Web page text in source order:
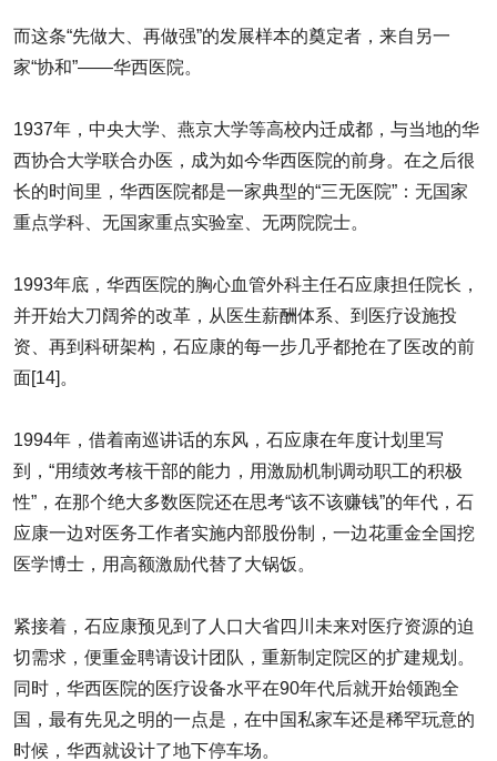
而这条“先做大、再做强”的发展样本的奠定者，来自另一
家“协和”——华西医院。
1937年，中央大学、燕京大学等高校内迁成都，与当地的华
西协合大学联合办医，成为如今华西医院的前身。在之后很
长的时间里，华西医院都是一家典型的“三无医院”：无国家
重点学科、无国家重点实验室、无两院院士。
1993年底，华西医院的胸心血管外科主任石应康担任院长，
并开始大刀阔斧的改革，从医生薪酬体系、到医疗设施投
资、再到科研架构，石应康的每一步几乎都抢在了医改的前
面[14]。
1994年，借着南巡讲话的东风，石应康在年度计划里写
到，“用绩效考核干部的能力，用激励机制调动职工的积极
性”，在那个绝大多数医院还在思考“该不该赚钱”的年代，石
应康一边对医务工作者实施内部股份制，一边花重金全国挖
医学博士，用高额激励代替了大锅饭。
紧接着，石应康预见到了人口大省四川未来对医疗资源的迫
切需求，便重金聘请设计团队，重新制定院区的扩建规划。
同时，华西医院的医疗设备水平在90年代后就开始领跑全
国，最有先见之明的一点是，在中国私家车还是稀罕玩意的
时候，华西就设计了地下停车场。